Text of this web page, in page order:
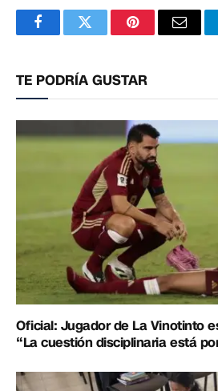
FacebookTwitterPinterest
TE PODRÍA GUSTAR
Oficial: Jugador de La Vinotinto
“La cuestión disciplinaria está